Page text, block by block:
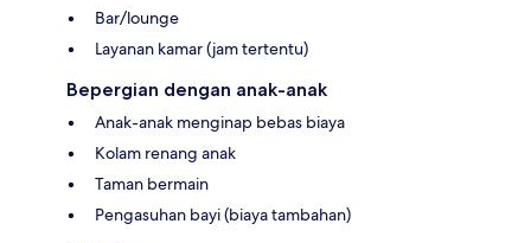
Bar/lounge
Layanan kamar (jam tertentu)
Bepergian dengan anak-anak
Anak-anak menginap bebas biaya
Kolam renang anak
Taman bermain
Pengasuhan bayi (biaya tambahan)